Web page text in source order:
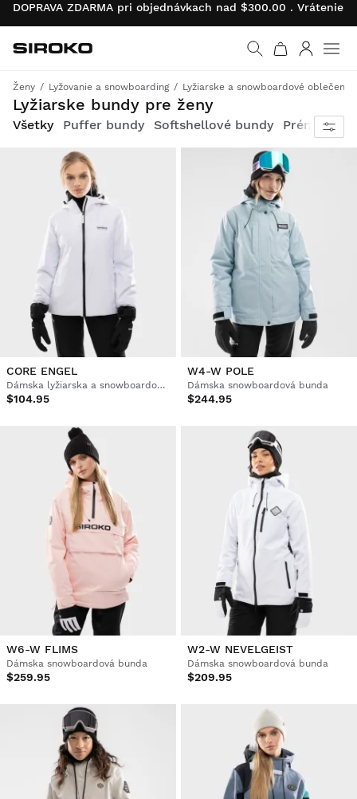
DOPRAVA ZDARMA pri objednávkach nad $300.00 .
Prejsť na domovskú
Siroko.com
Ženy Lyžovanie a snowboarding Lyžiarske a snowboardové oblečenie
Lyžiarske bundy pre ženy
Exkluzívny dizajn Siroko v kombinácii s maximálnym komfortom a úplnou ochranou pre vaše výlety na snehu.
Všetky Puffer bundy Softshellové bundy Prémiové
CORE ENGEL
Dámska lyžiarska a snowboardová bunda
$104.95
W4-W POLE
Dámska snowboardová bunda
$244.95
W6-W FLIMS
Dámska snowboardová bunda
$259.95
W2-W NEVELGEIST
Dámska snowboardová bunda
$209.95